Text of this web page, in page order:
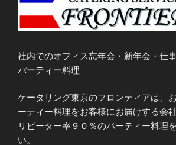
社内でのオフィス忘年会・新年会・仕
パーティー料理
ケータリング東京のフロンティアは、
ーティー料理をお客様にお届けする会社
リピーター率９０％のパーティー料理
い。